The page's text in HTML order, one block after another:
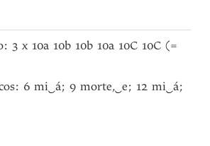
3 x 10a 10b 10b 10a 10C 10C (=
6 mi ‿á; 9 morte, ‿e; 12 mi ‿á;